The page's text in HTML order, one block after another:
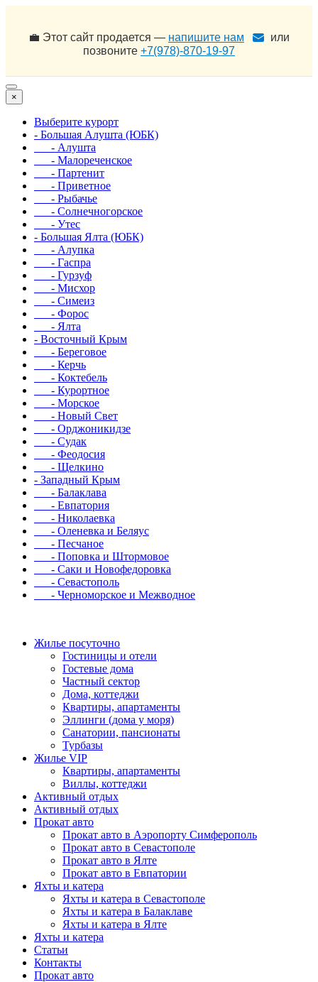
💼 Этот сайт продается — напишите нам
или
позвоните +7(978)-870-19-97
×
Выберите курорт
- Большая Алушта (ЮБК)
- Алушта
- Малореченское
- Партенит
- Приветное
- Рыбачье
- Солнечногорское
- Утес
- Большая Ялта (ЮБК)
- Алупка
- Гаспра
- Гурзуф
- Мисхор
- Симеиз
- Форос
- Ялта
- Восточный Крым
- Береговое
- Керчь
- Коктебель
- Курортное
- Морское
- Новый Свет
- Орджоникидзе
- Судак
- Феодосия
- Щелкино
- Западный Крым
- Балаклава
- Евпатория
- Николаевка
- Оленевка и Беляус
- Песчаное
- Поповка и Штормовое
- Саки и Новофедоровка
- Севастополь
- Черноморское и Межводное
Жилье посуточно
Гостиницы и отели
Гостевые дома
Частный сектор
Дома, коттеджи
Квартиры, апартаменты
Эллинги (дома у моря)
Санатории, пансионаты
Турбазы
Жилье VIP
Квартиры, апартаменты
Виллы, коттеджи
Активный отдых
Активный отдых
Прокат авто
Прокат авто в Аэропорту Симферополь
Прокат авто в Севастополе
Прокат авто в Ялте
Прокат авто в Евпатории
Яхты и катера
Яхты и катера в Севастополе
Яхты и катера в Балаклаве
Яхты и катера в Ялте
Яхты и катера
Статьи
Контакты
Прокат авто